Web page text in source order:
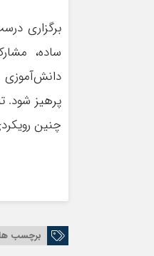
برگزاری
ساده،
دانش‌آموزی
پرهیز شود.
چنین
برچسب ها